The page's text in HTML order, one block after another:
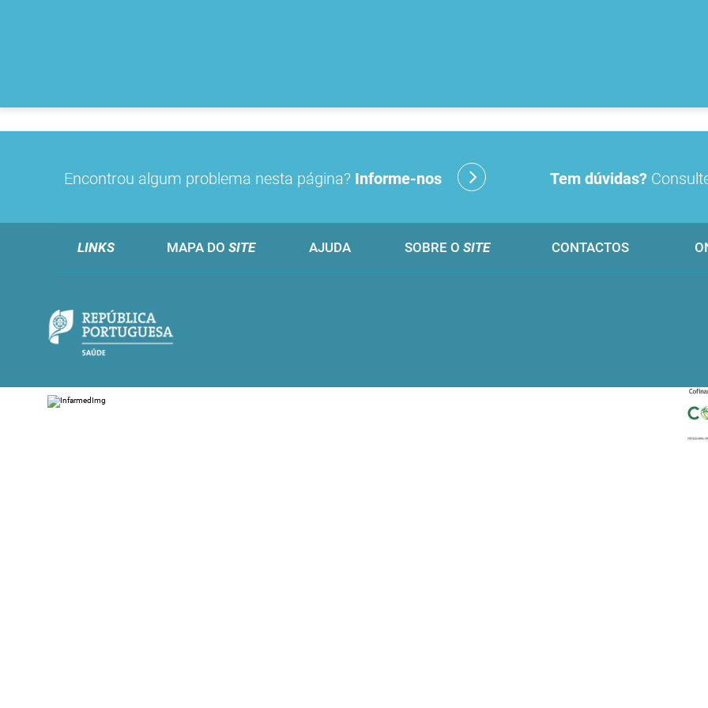
Encontrou algum problema nesta página? Informe-nos Tem dúvidas?
LINKS MAPA DO SITE AJUDA SOBRE O SITE CONTACTOS